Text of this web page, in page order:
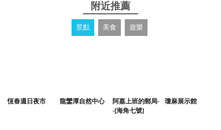
附近推薦
景點 美食 遊樂
恆春週日夜市 龍鑾潭自然中心
阿嘉上班的郵局-
-[海角七號]
瓊麻展示館